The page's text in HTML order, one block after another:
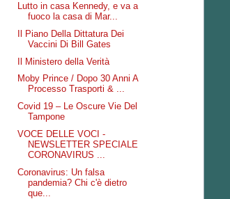
Lutto in casa Kennedy, e va a
fuoco la casa di Mar...
Il Piano Della Dittatura Dei
Vaccini Di Bill Gates
Il Ministero della Verità
Moby Prince / Dopo 30 Anni A
Processo Trasporti & ...
Covid 19 – Le Oscure Vie Del
Tampone
VOCE DELLE VOCI -
NEWSLETTER SPECIALE
CORONAVIRUS ...
Coronavirus: Un falsa
pandemia? Chi c'è dietro
que...